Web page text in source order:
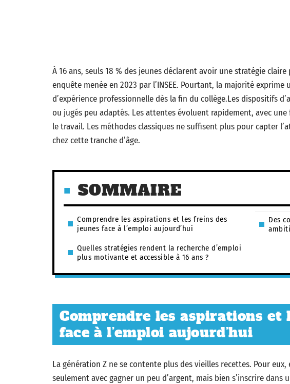
À 16 ans, seuls 18 % des jeunes déclarent avoir une stratégie
enquête menée en 2023 par l’INSEE. Pourtant, la majorité
d’expérience professionnelle dès la fin du collège.Les dispositifs
ou jugés peu adaptés. Les attentes évoluent rapidement, avec
le travail. Les méthodes classiques ne suffisent plus pour capter
chez cette tranche d’âge.
SOMMAIRE
Comprendre les aspirations et les freins des
jeunes face à l’emploi aujourd’hui
Quelles stratégies rendent la recherche d’emploi
plus motivante et accessible à 16 ans ?
Des
Comprendre les aspirations et
face à l’emploi aujourd’hui
La génération Z ne se contente plus des vieilles recettes. Pour
seulement avec gagner un peu d’argent, mais bien s’inscrire dans